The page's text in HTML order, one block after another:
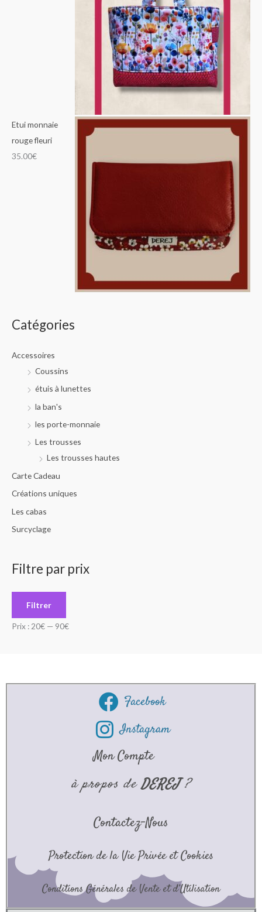
Etui monnaie
rouge fleuri
35.00€
Catégories
Accessoires
Coussins
étuis à lunettes
la ban's
les porte-monnaie
Les trousses
Les trousses hautes
Carte Cadeau
Créations uniques
Les cabas
Surcyclage
Filtre par prix
Filtrer
Prix : 20€ — 90€
Facebook
Instagram
Mon Compte
à propos deDEREJ?
Contactez-Nous
Protection de la Vie Privée et Cookies
Conditions Générales de Vente et d’Utilisation